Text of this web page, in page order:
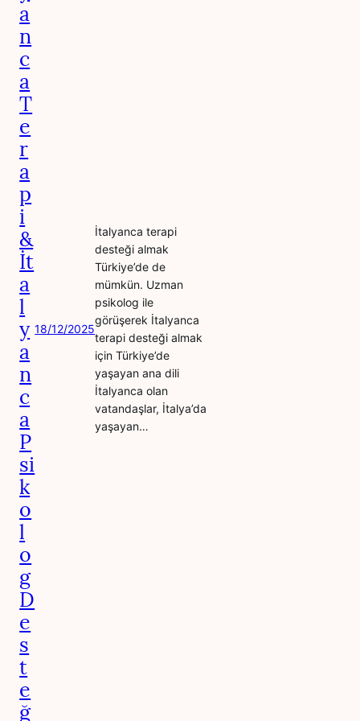
a
n
c
a
T
e
r
a
p
i
&
İt
a
l
y
a
n
c
a
P
si
k
o
l
o
g
D
e
s
t
e
ğ
18/12/2025
İtalyanca terapi
desteği almak
Türkiye’de de
mümkün. Uzman
psikolog ile
görüşerek İtalyanca
terapi desteği almak
için Türkiye’de
yaşayan ana dili
İtalyanca olan
vatandaşlar, İtalya’da
yaşayan…